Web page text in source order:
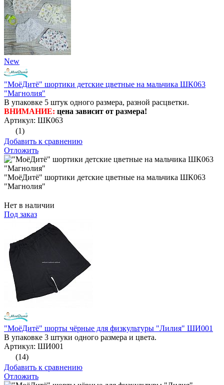
New
"МоёДитё" шортики детские цветные на мальчика ШК063
"Магнолия"
В упаковке 5 штук одного размера, разной расцветки.
ВНИМАНИЕ: цена зависит от размера!
Артикул: ШК063
(1)
Добавить к сравнению
Отложить
"МоёДитё" шортики детские цветные на мальчика ШК063
"Магнолия"
Нет в наличии
Под заказ
"МоёДитё" шорты чёрные для физкультуры "Лилия" ШИ001
В упаковке 3 штуки одного размера и цвета.
Артикул: ШИ001
(14)
Добавить к сравнению
Отложить